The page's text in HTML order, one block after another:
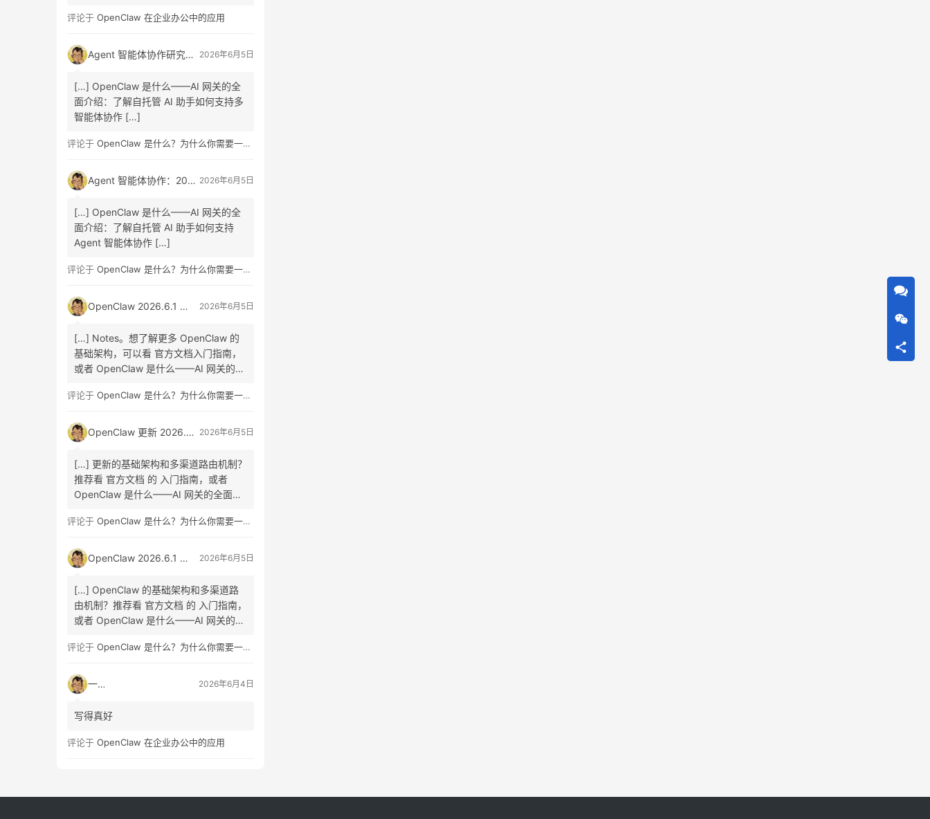
评论于 OpenClaw 在企业办公中的应用
Agent 智能体协作研究报告发布：A2A 协议架构设计、信任机制原理、商业链路重构路径与企业组织变革全面解读指南 2026年6月5日
[…] OpenClaw 是什么——AI 网关的全
面介绍：了解自托管 AI 助手如何支持多
智能体协作 […]
评论于 OpenClaw 是什么？为什么你需要一个自托管的 AI 助手？
Agent 智能体协作：2026 最新研究报告发布，A2A 协议、信任机制、商业重构与组织变革全面解读 2026年6月5日
[…] OpenClaw 是什么——AI 网关的全
面介绍：了解自托管 AI 助手如何支持
Agent 智能体协作 […]
评论于 OpenClaw 是什么？为什么你需要一个自托管的 AI 助手？
OpenClaw 2026.6.1 正式版发布：Skill Workshop 与 SQLite 升级指南 2026年6月5日
[…] Notes。想了解更多 OpenClaw 的
基础架构，可以看 官方文档入门指南，
或者 OpenClaw 是什么——AI 网关的全
评论于 OpenClaw 是什么？为什么你需要一个自托管的 AI 助手？
OpenClaw 更新 2026.6.1 正式版：Skill Workshop 与 SQLite 升级完全指南 2026年6月5日
[…] 更新的基础架构和多渠道路由机制？
推荐看 官方文档 的 入门指南，或者
OpenClaw 是什么——AI 网关的全面介
的完整用法，可以参考 官方 Skill
评论于 OpenClaw 是什么？为什么你需要一个自托管的 AI 助手？
OpenClaw 2026.6.1 正式版更新解析：Skill Workshop 与 SQLite 升级指南 2026年6月5日
[…] OpenClaw 的基础架构和多渠道路
由机制？推荐看 官方文档 的 入门指南，
或者 OpenClaw 是什么——AI 网关的全
Workshop 的完整用法，可以参考 官方
评论于 OpenClaw 是什么？为什么你需要一个自托管的 AI 助手？
一休 2026年6月4日
写得真好
评论于 OpenClaw 在企业办公中的应用